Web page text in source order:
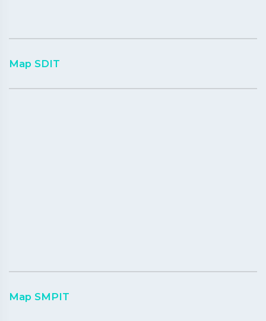
Map SDIT
Map SMPIT